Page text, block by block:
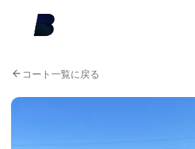
コート一覧に戻る